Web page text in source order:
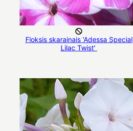
Floksis skarainais 'Adessa Special
Lilac Twist'